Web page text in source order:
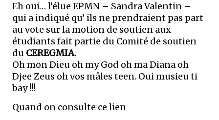
Eh oui… l’élue EPMN – Sandra Valentin –
qui a indiqué qu’ ils ne prendraient pas part
au vote sur la motion de soutien aux
étudiants fait partie du Comité de soutien
du CEREGMIA.
Oh mon Dieu oh my God oh ma Diana oh
Djee Zeus oh vos mâles teen. Oui musieu ti
bay !!!
Quand on consulte ce lien